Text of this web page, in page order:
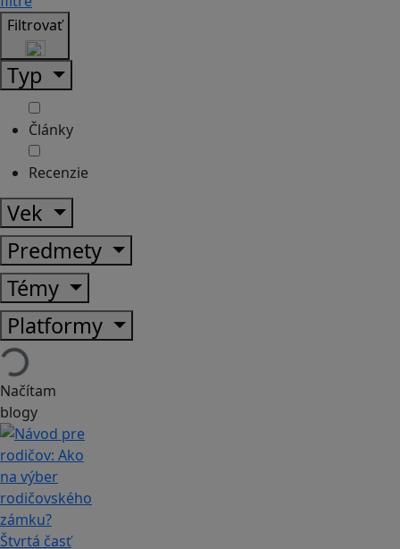
Filtrovať
Typ
Články
Recenzie
Vek
Predmety
Témy
Platformy
Načítam
blogy